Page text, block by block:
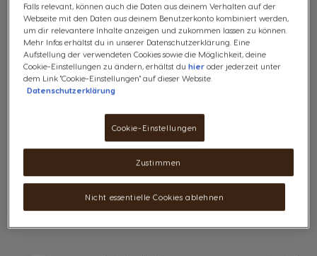
1 Espresso wie gewohnt zubereiten.
2
Espresso zusammen mit Datteln und
Nüssen im Mixer zu einer Masse
häckseln.
3
Kugeln formen.
Falls relevant, können auch die Daten aus deinem Verhalten auf der
Webseite mit den Daten aus deinem Benutzerkonto kombiniert werden,
um dir relevantere Inhalte anzeigen und zukommen lassen zu können.
Mehr Infos erhältst du in unserer Datenschutzerklärung. Eine
Aufstellung der verwendeten Cookies sowie die Möglichkeit, deine
Cookie-Einstellungen zu ändern, erhältst duhier oder jederzeit unter
dem Link "Cookie-Einstellungen" auf dieser Website.
Datenschutzerklärung
Cookie-Einstellungen
Nicht essentielle Cookies ablehnen
Zustimmen